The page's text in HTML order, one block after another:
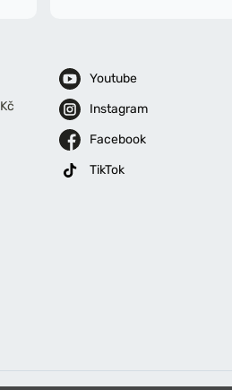
Youtube
Instagram
Facebook
TikTok